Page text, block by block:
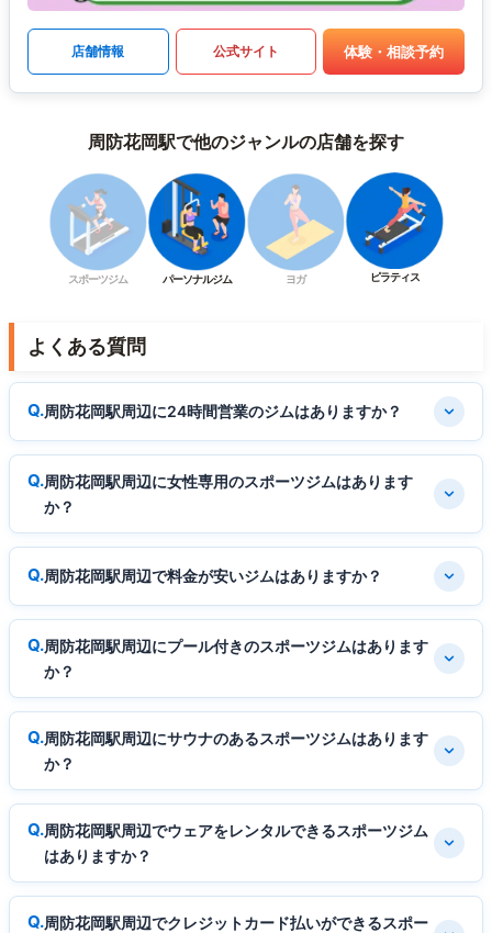
店舗情報 公式サイト 体験・相談予約
周防花岡駅で他のジャンルの店舗を探す
スポーツジム パーソナルジム ヨガ ピラティス
よくある質問
周防花岡駅周辺に24時間営業のジムはありますか？
周防花岡駅周辺に女性専用のスポーツジムはあります
か？
周防花岡駅周辺で料金が安いジムはありますか？
周防花岡駅周辺にプール付きのスポーツジムはあります
か？
周防花岡駅周辺にサウナのあるスポーツジムはあります
か？
周防花岡駅周辺でウェアをレンタルできるスポーツジム
はありますか？
周防花岡駅周辺でクレジットカード払いができるスポー